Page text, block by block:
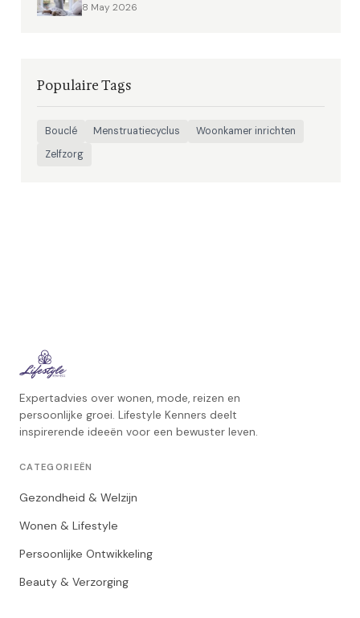
8 May 2026
Populaire Tags
Bouclé Menstruatiecyclus
Woonkamer inrichten
Zelfzorg
Expertadvies over wonen, mode, reizen en
persoonlijke groei. Lifestyle Kenners deelt
inspirerende ideeën voor een bewuster leven.
CATEGORIEËN
Gezondheid & Welzijn
Wonen & Lifestyle
Persoonlijke Ontwikkeling
Beauty & Verzorging